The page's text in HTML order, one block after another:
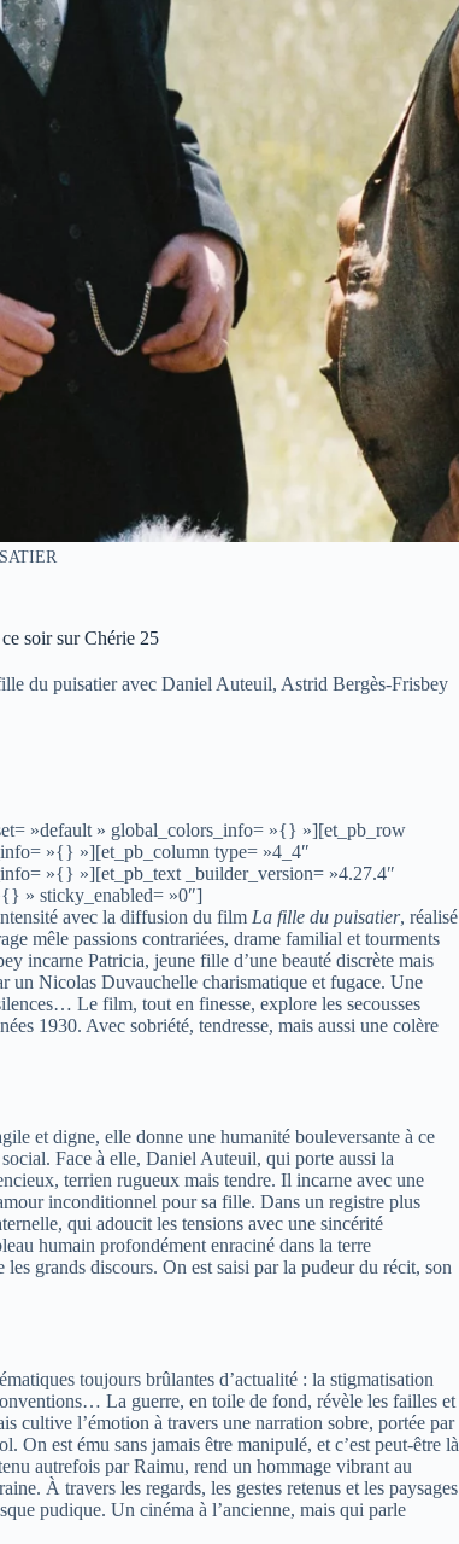
soir sur Chérie 25
du puisatier avec Daniel Auteuil, Astrid Bergès-Frisbey
»default » global_colors_info= »{} »][et_pb_row
»{} »][et_pb_column type= »4_4″
»{} »][et_pb_text _builder_version= »4.27.4″
» sticky_enabled= »0″]
avec la diffusion du film La fille du puisatier, réalisé
mêle passions contrariées, drame familial et tourments
incarne Patricia, jeune fille d’une beauté discrète mais
un Nicolas Duvauchelle charismatique et fugace. Une
Le film, tout en finesse, explore les secousses
1930. Avec sobriété, tendresse, mais aussi une colère
et digne, elle donne une humanité bouleversante à ce
Face à elle, Daniel Auteuil, qui porte aussi la
terrien rugueux mais tendre. Il incarne avec une
inconditionnel pour sa fille. Dans un registre plus
qui adoucit les tensions avec une sincérité
humain profondément enraciné dans la terre
grands discours. On est saisi par la pudeur du récit, son
toujours brûlantes d’actualité : la stigmatisation
La guerre, en toile de fond, révèle les failles et
cultive l’émotion à travers une narration sobre, portée par
On est ému sans jamais être manipulé, et c’est peut-être là
autrefois par Raimu, rend un hommage vibrant au
À travers les regards, les gestes retenus et les paysages
pudique. Un cinéma à l’ancienne, mais qui parle